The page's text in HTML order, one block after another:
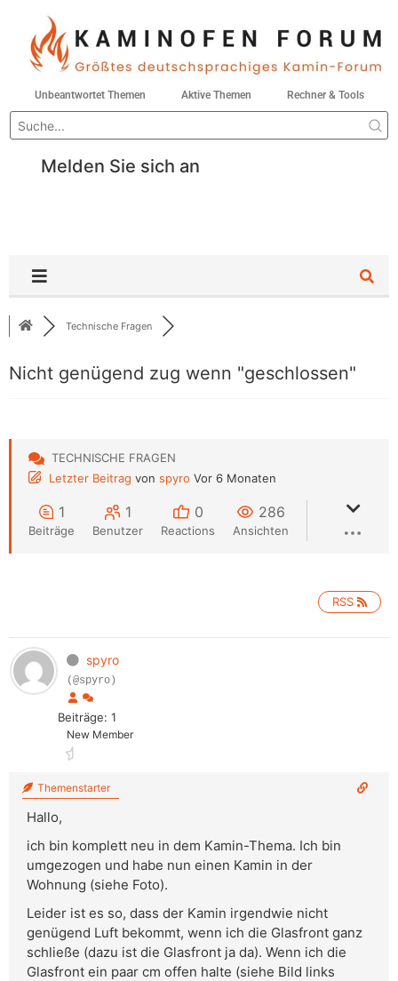
Unbeantwortet Themen Aktive Themen Rechner & Tools
Melden Sie sich an
Technische Fragen
Nicht genügend zug wenn "geschlossen"
TECHNISCHE FRAGEN
Letzter Beitrag von spyro Vor 6 Monaten
1
Beiträge
1
Benutzer
0
Reactions
286
Ansichten
RSS
spyro
(@spyro)
Beiträge: 1
New Member
Themenstarter
Hallo,
ich bin komplett neu in dem Kamin-Thema. Ich bin
umgezogen und habe nun einen Kamin in der
Wohnung (siehe Foto).
Leider ist es so, dass der Kamin irgendwie nicht
genügend Luft bekommt, wenn ich die Glasfront ganz
schließe (dazu ist die Glasfront ja da). Wenn ich die
Glasfront ein paar cm offen halte (siehe Bild links